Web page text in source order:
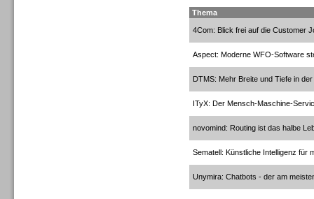
Thema
4Com: Blick frei auf die Customer
Aspect: Moderne WFO-Software
DTMS: Mehr Breite und Tiefe in
ITyX: Der Mensch-Maschine-
novomind: Routing ist das halbe
Sematell: Künstliche Intelligenz für
Unymira: Chatbots - der am